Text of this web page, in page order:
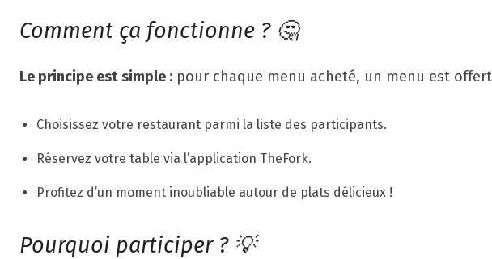
Comment ça fonctionne ? 🤔
Le principe est simple : pour chaque menu acheté, un menu est
Choisissez votre restaurant parmi la liste des participants.
Réservez votre table via l’application TheFork.
Profitez d’un moment inoubliable autour de plats délicieux !
Pourquoi participer ? 💡